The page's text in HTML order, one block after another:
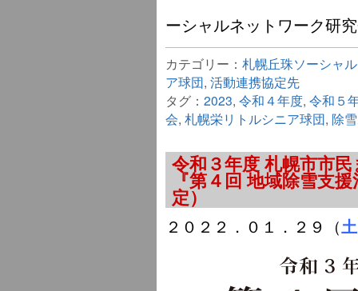
ーシャルネットワーク研
カテゴリー： 札幌丘珠ソーシャ
ア球団, 活動連携協定先
タグ： 2023, 令和４年度, 令和５
会, 札幌栄リトルシニア球団, 除
令和３年度 札幌市市
『第４回 地域除雪支
定）
２０２２．０１．２９（土